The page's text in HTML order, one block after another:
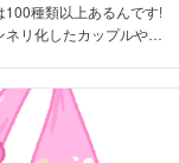
100種類以上あるんです!
ネリ化したカップルや刺